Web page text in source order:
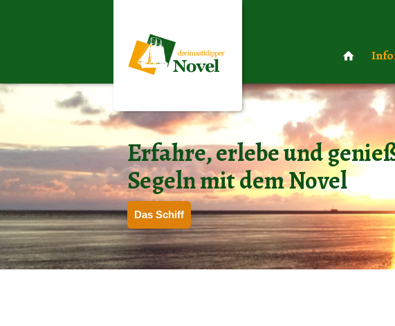
Erfahre, erlebe und
Segeln mit dem Novel
Das Schiff